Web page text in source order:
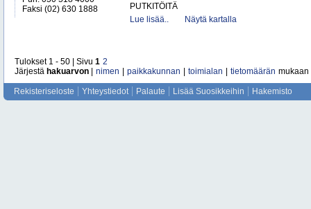
Faksi (02) 630 1888
PUTKITÖITÄ
Lue lisää..
Näytä kartalla
Tulokset 1 - 50 | Sivu 1 2
Järjestä hakuarvon nimen paikkakunnan toimialan tietomäärän mukaan
Rekisteriseloste Yhteystiedot Palaute Lisää Suosikkeihin Hakemisto